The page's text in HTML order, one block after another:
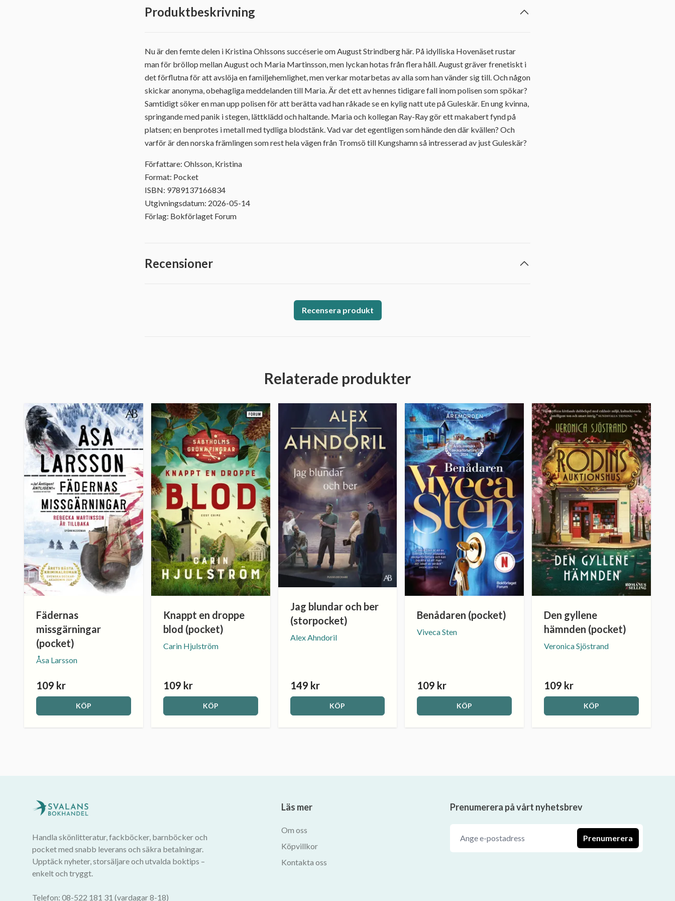
Produktbeskrivning
Nu är den femte delen i Kristina Ohlssons succéserie om August Strindberg här. På idylliska Hovenäset rustar
man för bröllop mellan August och Maria Martinsson, men lyckan hotas från flera håll. August gräver frenetiskt i
det förflutna för att avslöja en familjehemlighet, men verkar motarbetas av alla som han vänder sig till. Och någon
skickar anonyma, obehagliga meddelanden till Maria. Är det ett av hennes tidigare fall inom polisen som spökar?
Samtidigt söker en man upp polisen för att berätta vad han råkade se en kylig natt ute på Guleskär. En ung kvinna,
springande med panik i stegen, lättklädd och haltande. Maria och kollegan Ray-Ray gör ett makabert fynd på
platsen; en benprotes i metall med tydliga blodstänk. Vad var det egentligen som hände den där kvällen? Och
varför är den norska främlingen som rest hela vägen från Tromsö till Kungshamn så intresserad av just Guleskär?
Författare: Ohlsson, Kristina
Format: Pocket
ISBN: 9789137166834
Utgivningsdatum: 2026-05-14
Förlag: Bokförlaget Forum
Recensioner
Recensera produkt
Relaterade produkter
Fädernas
missgärningar
(pocket)
Åsa Larsson
109 kr
KÖP
Knappt en droppe
blod (pocket)
Carin Hjulström
109 kr
KÖP
Jag blundar och ber
(storpocket)
Alex Ahndoril
149 kr
KÖP
Benådaren (pocket)
Viveca Sten
109 kr
KÖP
Den gyllene
hämnden (pocket)
Veronica Sjöstrand
109 kr
KÖP
Handla skönlitteratur, fackböcker, barnböcker och
pocket med snabb leverans och säkra betalningar.
Upptäck nyheter, storsäljare och utvalda boktips –
enkelt och tryggt.
Telefon: 08-522 181 31 (vardagar 8-18)
Läs mer
Om oss
Köpvillkor
Kontakta oss
Prenumerera på vårt nyhetsbrev
Prenumerera